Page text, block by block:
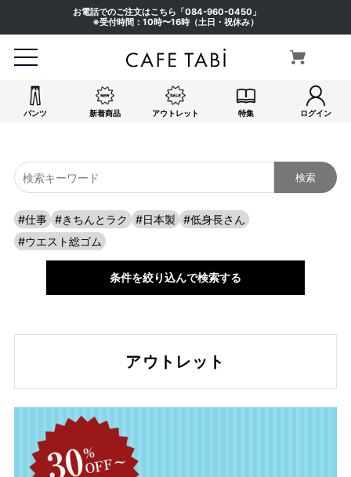
お電話でのご注文はこちら「084-960-0450 」
※受付時間：10時〜16時（土日・祝休み）
パンツ 新着商品 アウトレット 特集 ログイン
#仕事 #きちんとラク #日本製
#低身長さん
#ウエスト総ゴム
条件を絞り込んで検索する
アウトレット
キーワード
クーポン対象
アウトレット